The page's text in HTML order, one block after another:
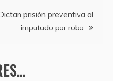
prisión preventiva al
imputado por robo